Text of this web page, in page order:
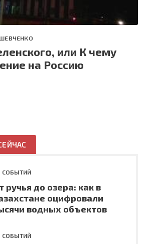
или К чему
на Россию
СОБЫТИЙ
ручья до озера: как в
оцифровали
водных объектов
СОБЫТИЙ